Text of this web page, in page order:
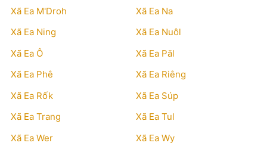
Xã Ea M'Droh
Xã Ea Na
Xã Ea Ning
Xã Ea Nuôl
Xã Ea Ô
Xã Ea Păl
Xã Ea Phê
Xã Ea Riêng
Xã Ea Rốk
Xã Ea Súp
Xã Ea Trang
Xã Ea Tul
Xã Ea Wer
Xã Ea Wy